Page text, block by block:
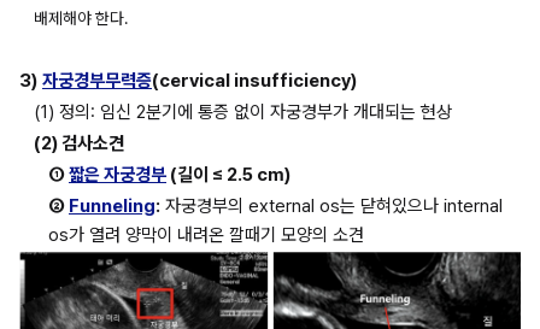
배제해야 한다.
3) 자궁경부무력증(cervical insufficiency)
(1) 정의: 임신 2분기에 통증 없이 자궁경부가 개대되는 현상
(2) 검사소견
① 짧은 자궁경부 (길이 ≤ 2.5 cm)
② Funneling: 자궁경부의 external os는 닫혀있으나 internal
os가 열려 양막이 내려온 깔때기 모양의 소견